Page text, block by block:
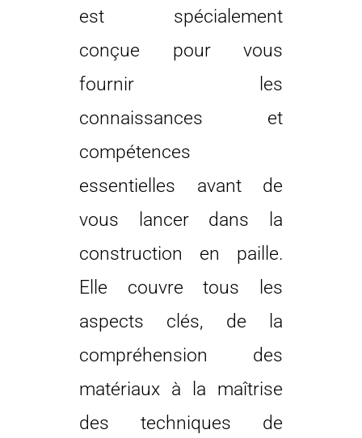
est spécialement
conçue pour vous
fournir les
connaissances et
compétences
essentielles avant de
vous lancer dans la
construction en paille.
Elle couvre tous les
aspects clés, de la
compréhension des
matériaux à la maîtrise
des techniques de